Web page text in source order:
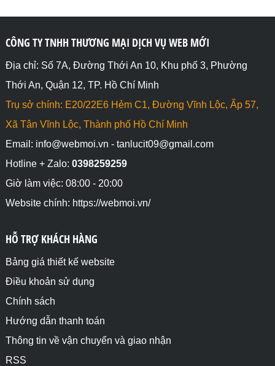
CÔNG TY TNHH THƯƠNG MẠI DỊCH VỤ WEB MỚI
Địa chỉ: Số 7A, Đường Thới An 10, Khu phố 3, Phường
Thới An, Quận 12, TP. Hồ Chí Minh
Trụ sở chính: E20/22E6 Hẻm C1, Đường Vĩnh Lộc, Ấp 57,
Xã Tân Vĩnh Lộc, Thành phố Hồ Chí Minh
Email: info@webmoi.vn - tanlucit09@gmail.com
Hotline + Zalo: 0398259259
Giờ làm việc: 08:00 - 20:00
Website chính: https://webmoi.vn/
HỖ TRỢ KHÁCH HÀNG
Bảng giá thiết kế website
Điều khoản sử dụng
Chính sách
Hướng dẫn thanh toán
Thông tin về vận chuyển và giao nhận
RSS